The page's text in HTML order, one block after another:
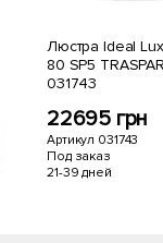
Люстра Ideal
80 SP5
031743
22695 грн
Артикул 031743
Под заказ
21-39 дней